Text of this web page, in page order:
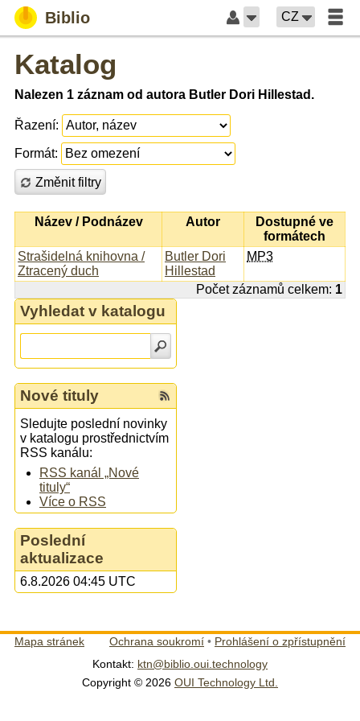
Biblio CZ
Katalog
Nalezen 1 záznam od autora Butler Dori Hillestad.
Řazení:
Formát:
Změnit filtry
Název / Podnázev Autor
Dostupné ve
formátech
Strašidelná knihovna /
Ztracený duch
Butler Dori
Hillestad
MP3
Počet záznamů celkem: 1
Vyhledat v katalogu
Nové tituly
Sledujte poslední novinky
v katalogu prostřednictvím
RSS kanálu:
RSS kanál „Nové
tituly“
Více o RSS
Poslední
aktualizace
6.8.2026 04:45 UTC
Mapa stránek Ochrana soukromí • Prohlášení o zpřístupnění
Kontakt: ktn@biblio.oui.technology
Copyright © 2026 OUI Technology Ltd.